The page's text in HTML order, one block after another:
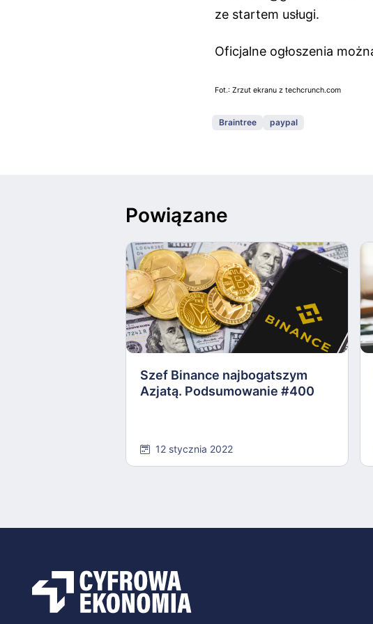
ze startem usługi.
Oficjalne ogłoszenia
Fot.: Zrzut ekranu z techcrunch.com
Braintree paypal
Powiązane
Szef Binance najbogatszym
Azjatą. Podsumowanie #400
12 stycznia 2022